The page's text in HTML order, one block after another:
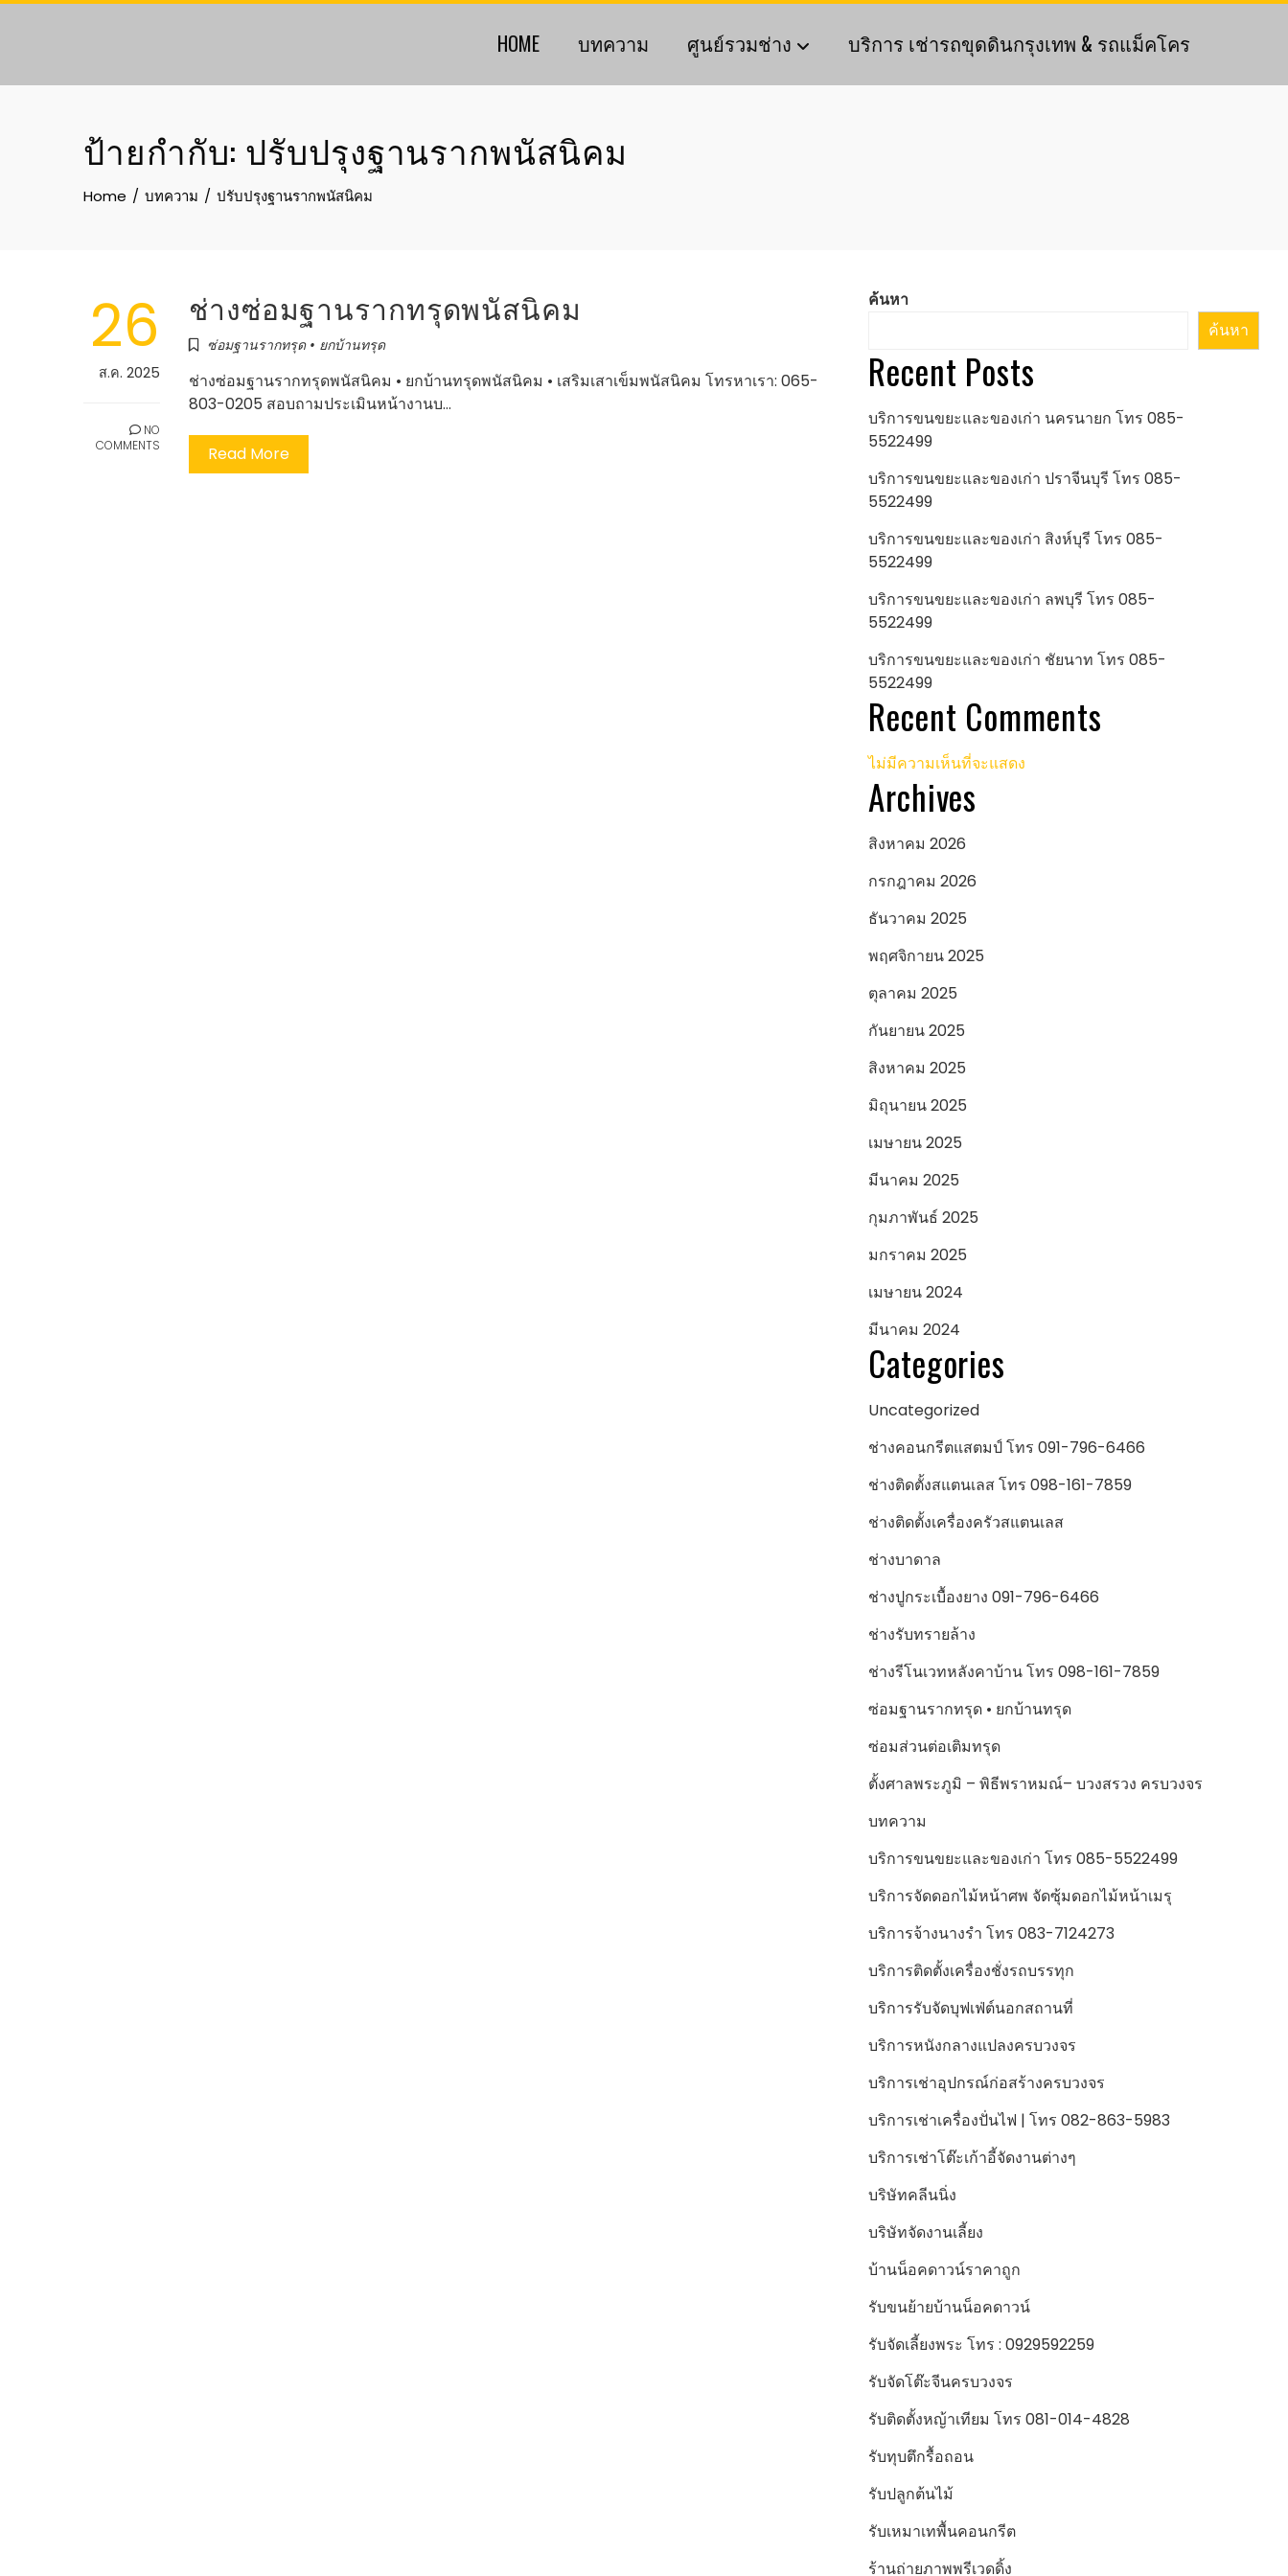
Skip
HOME บทความ ศูนย์รวมช่าง บริการ เช่ารถขุดดินกรุงเทพ & รถแม็คโคร
ป้ายกำกับ: ปรับปรุงฐานรากพนัสนิคม
Home บทความ ปรับปรุงฐานรากพนัสนิคม
26
ส.ค. 2025
NO
COMMENTS
ช่างซ่อมฐานรากทรุดพนัสนิคม
ซ่อมฐานรากทรุด • ยกบ้านทรุด
ช่างซ่อมฐานรากทรุดพนัสนิคม • ยกบ้านทรุดพนัสนิคม • เสริมเสาเข็มพนัสนิคม โทรหาเรา: 065-
803-0205 สอบถามประเมินหน้างานบ…
Read More
ค้นหา
ค้นหา
Recent Posts
บริการขนขยะและของเก่า นครนายก โทร 085-
5522499
บริการขนขยะและของเก่า ปราจีนบุรี โทร 085-
5522499
บริการขนขยะและของเก่า สิงห์บุรี โทร 085-
5522499
บริการขนขยะและของเก่า ลพบุรี โทร 085-
5522499
บริการขนขยะและของเก่า ชัยนาท โทร 085-
5522499
Recent Comments
ไม่มีความเห็นที่จะแสดง
Archives
สิงหาคม 2026
กรกฎาคม 2026
ธันวาคม 2025
พฤศจิกายน 2025
ตุลาคม 2025
กันยายน 2025
สิงหาคม 2025
มิถุนายน 2025
เมษายน 2025
มีนาคม 2025
กุมภาพันธ์ 2025
มกราคม 2025
เมษายน 2024
มีนาคม 2024
Categories
Uncategorized
ช่างคอนกรีตแสตมป์ โทร 091-796-6466
ช่างติดตั้งสแตนเลส โทร 098-161-7859
ช่างติดตั้งเครื่องครัวสแตนเลส
ช่างบาดาล
ช่างปูกระเบื้องยาง 091-796-6466
ช่างรับทรายล้าง
ช่างรีโนเวทหลังคาบ้าน โทร 098-161-7859
ซ่อมฐานรากทรุด • ยกบ้านทรุด
ซ่อมส่วนต่อเติมทรุด
ตั้งศาลพระภูมิ – พิธีพราหมณ์– บวงสรวง ครบวงจร
บทความ
บริการขนขยะและของเก่า โทร 085-5522499
บริการจัดดอกไม้หน้าศพ จัดซุ้มดอกไม้หน้าเมรุ
บริการจ้างนางรำ โทร 083-7124273
บริการติดตั้งเครื่องชั่งรถบรรทุก
บริการรับจัดบุฟเฟ่ต์นอกสถานที่
บริการหนังกลางแปลงครบวงจร
บริการเช่าอุปกรณ์ก่อสร้างครบวงจร
บริการเช่าเครื่องปั่นไฟ | โทร 082-863-5983
บริการเช่าโต๊ะเก้าอี้จัดงานต่างๆ
บริษัทคลีนนิ่ง
บริษัทจัดงานเลี้ยง
บ้านน็อคดาวน์ราคาถูก
รับขนย้ายบ้านน็อคดาวน์
รับจัดเลี้ยงพระ โทร : 0929592259
รับจัดโต๊ะจีนครบวงจร
รับติดตั้งหญ้าเทียม โทร 081-014-4828
รับทุบตึกรื้อถอน
รับปลูกต้นไม้
รับเหมาเทพื้นคอนกรีต
ร้านถ่ายภาพพรีเวดดิ้ง